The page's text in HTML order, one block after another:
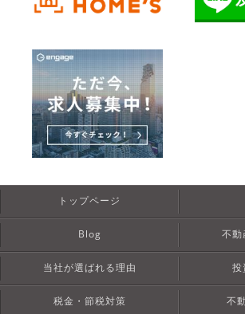
トップページ
Blog 不動
当社が選ばれる理由 投
税金・節税対策 不